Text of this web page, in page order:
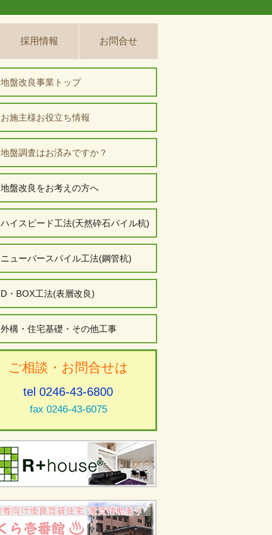
採用情報 お問合せ
地盤改良事業トップ
お施主様お役立ち情報
地盤調査はお済みですか？
地盤改良をお考えの方へ
ハイスピード工法(天然砕石パイル杭)
ニューバースパイル工法(鋼管杭)
D・BOX工法(表層改良)
外構・住宅基礎・その他工事
ご相談・お問合せは
tel 0246-43-6800
fax 0246-43-6075